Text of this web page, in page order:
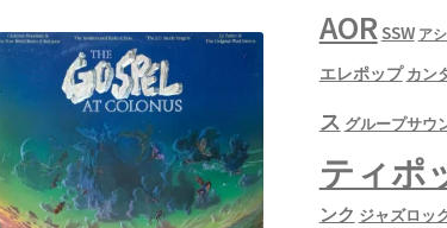
AORSSW ア
エレポップ カン
ス グループサウ
ティポ
ンク ジャズロッ